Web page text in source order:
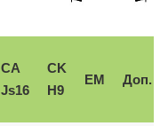
CA
Js16
CK
H9
EM Доп.